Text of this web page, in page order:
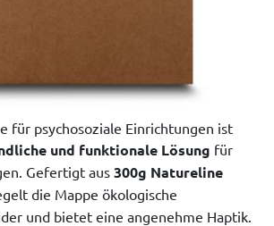
für psychosoziale Einrichtungen ist
und funktionale Lösung für
Gefertigt aus 300g Natureline
die Mappe ökologische
und bietet eine angenehme Haptik.